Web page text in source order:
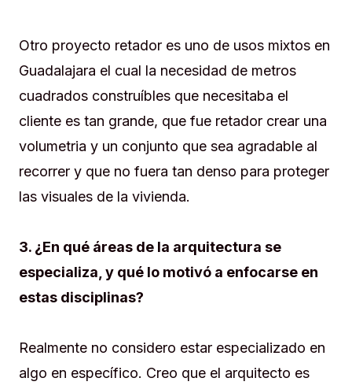
Otro proyecto retador es uno de usos mixtos en
Guadalajara el cual la necesidad de metros
cuadrados construíbles que necesitaba el
cliente es tan grande, que fue retador crear una
volumetria y un conjunto que sea agradable al
recorrer y que no fuera tan denso para proteger
las visuales de la vivienda.
3. ¿En qué áreas de la arquitectura se
especializa, y qué lo motivó a enfocarse en
estas disciplinas?
Realmente no considero estar especializado en
algo en específico. Creo que el arquitecto es